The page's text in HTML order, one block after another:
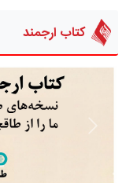
کتاب ارجمند